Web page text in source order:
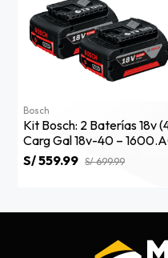
Bosch
Kit Bosch: 2 Baterías 18v
Carg Gal 18v-40 –
S/ 559.99 S/ 699.99